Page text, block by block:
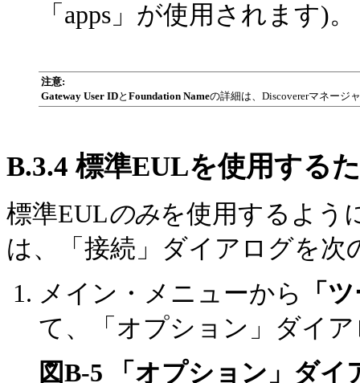
「apps」が使用されます)。
注意:
Gateway User IDと Foundation Nameの詳細は、Discovererマネージ
B.3.4 標準EULを使用する
標準EULのみを使用するよう
は、「接続」ダイアログを次
メイン・メニューから
「
て、「オプション」ダイ
図B-5 「オプション」ダイ